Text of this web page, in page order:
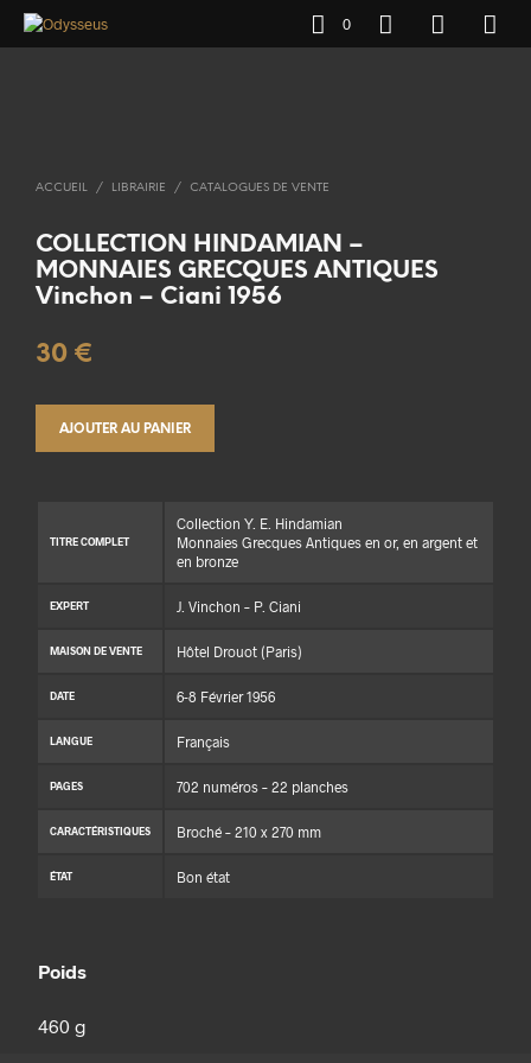
0
ACCUEIL / LIBRAIRIE / CATALOGUES DE VENTE
COLLECTION HINDAMIAN –
MONNAIES GRECQUES ANTIQUES
Vinchon – Ciani 1956
30 €
AJOUTER AU PANIER
TITRE COMPLET
Collection Y. E. Hindamian
Monnaies Grecques Antiques en or, en argent et
en bronze
EXPERT J. Vinchon – P. Ciani
MAISON DE VENTE Hôtel Drouot (Paris)
DATE 6-8 Février 1956
LANGUE Français
PAGES 702 numéros – 22 planches
CARACTÉRISTIQUES Broché – 210 x 270 mm
ÉTAT Bon état
Poids
460 g